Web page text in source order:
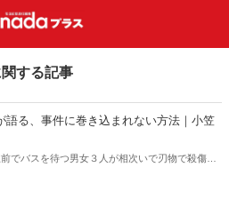
する記事
語る、事件に巻き込まれない方法｜小笠
でバスを待つ男女３人が相次いで刃物で殺傷さ